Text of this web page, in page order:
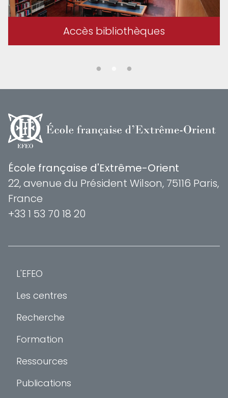
Master Études Asiatiques
École française d'Extrême-Orient
22, avenue du Président Wilson, 75116 Paris,
France
+33 1 53 70 18 20
L'EFEO
Les centres
Recherche
Formation
Ressources
Publications